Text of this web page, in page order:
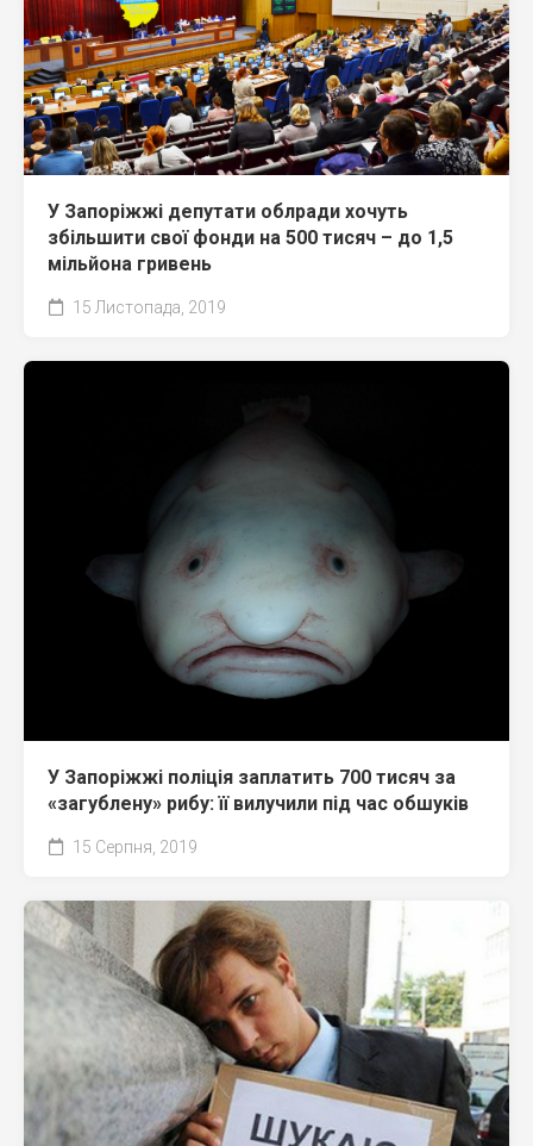
У Запоріжжі депутати облради хочуть
збільшити свої фонди на 500 тисяч – до 1,5
мільйона гривень
15 Листопада, 2019
У Запоріжжі поліція заплатить 700 тисяч за
«загублену» рибу: її вилучили під час обшуків
15 Серпня, 2019